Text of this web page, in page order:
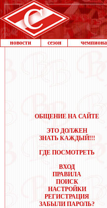
новости сезон
ОБЩЕНИЕ НА САЙТЕ
ЭТО ДОЛЖЕН
ЗНАТЬ КАЖДЫЙ!!!
ГДЕ ПОСМОТРЕТЬ
ВХОД
ПРАВИЛА
ПОИСК
НАСТРОЙКИ
РЕГИСТРАЦИЯ
ЗАБЫЛИ ПАРОЛЬ?